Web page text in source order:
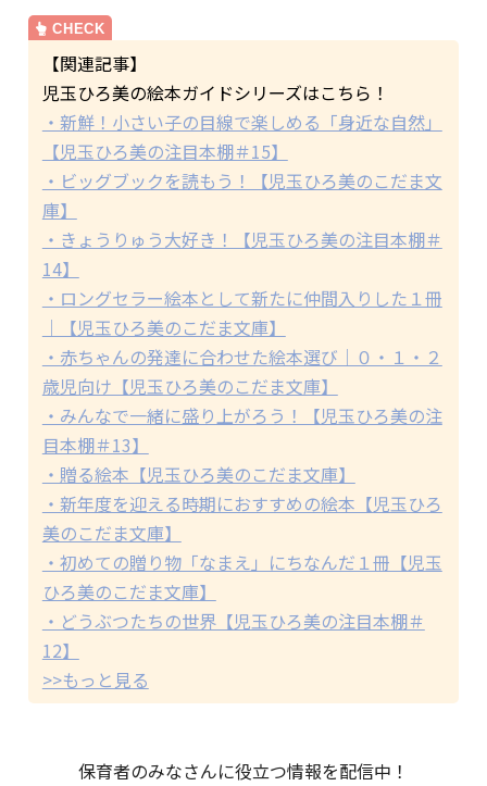
【関連記事】
児玉ひろ美の絵本ガイドシリーズはこちら！
・新鮮！小さい子の目線で楽しめる「身近な自然」
【児玉ひろ美の注目本棚＃15】
・ビッグブックを読もう！【児玉ひろ美のこだま文
庫】
・きょうりゅう大好き！【児玉ひろ美の注目本棚＃
14】
・ロングセラー絵本として新たに仲間入りした１冊
｜【児玉ひろ美のこだま文庫】
・赤ちゃんの発達に合わせた絵本選び｜０・１・２
歳児向け【児玉ひろ美のこだま文庫】
・みんなで一緒に盛り上がろう！【児玉ひろ美の注
目本棚＃13】
・贈る絵本【児玉ひろ美のこだま文庫】
・新年度を迎える時期におすすめの絵本【児玉ひろ
美のこだま文庫】
・初めての贈り物「なまえ」にちなんだ１冊【児玉
ひろ美のこだま文庫】
・どうぶつたちの世界【児玉ひろ美の注目本棚＃
12】
>>もっと見る
保育者のみなさんに役立つ情報を配信中！